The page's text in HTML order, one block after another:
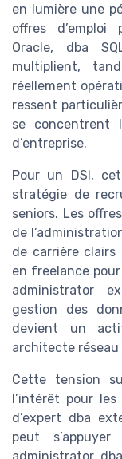
en lumière une
offres d’emploi
Oracle, dba
multiplient,
réellement
ressent
se concentrent
d’entreprise.
Pour un DSI,
stratégie de
seniors. Les
de
de carrière
en freelance
administrator
gestion des
devient un
architecte réseau
Cette tension
l’intérêt pour
d’expert dba
peut
administrator